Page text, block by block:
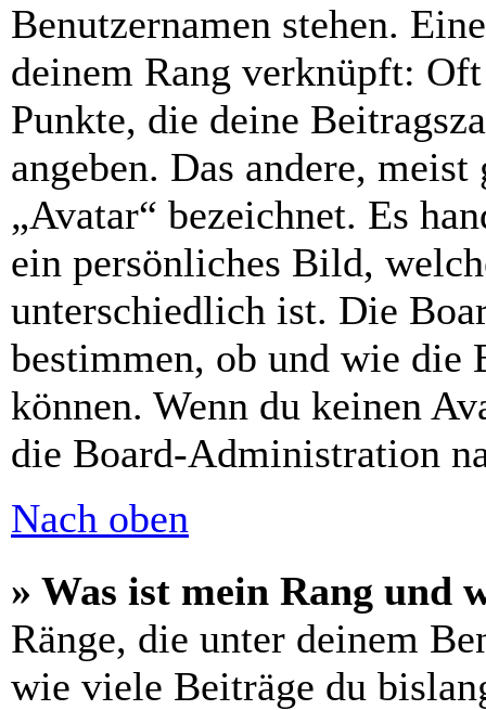
Benutzernamen stehen.
deinem Rang verknüpft:
Punkte, die deine
angeben. Das andere,
„Avatar“ bezeichnet. Es
ein persönliches Bild,
unterschiedlich ist. Die
bestimmen, ob und wie die
können. Wenn du keinen
die Board-Administration
Nach oben
» Was ist mein Rang und
Ränge, die unter deinem
wie viele Beiträge du